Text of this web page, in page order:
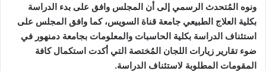
ونوه المُتحدث الرسمي إلى أن المجلس وافق على بدء الدراسة
بكلية العلاج الطبيعي جامعة قناة السويس، كما وافق المجلس على
استئناف الدراسة بكلية الحاسبات والمعلومات بجامعة دمنهور في
ضوء تقارير زيارات اللجان المُختصة التي أكدت استكمال كافة
المقومات المطلوبة لاستئناف الدراسة.